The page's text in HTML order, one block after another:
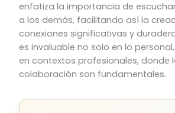
enfatiza la importancia de
a los demás, facilitando así la
conexiones significativas y
es invaluable no solo en lo
en contextos profesionales, donde
colaboración son fundamentales.